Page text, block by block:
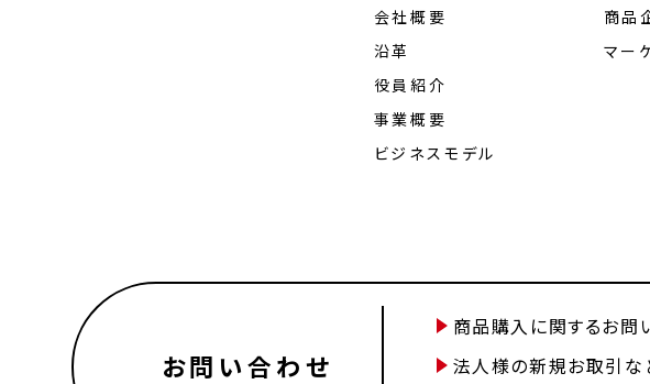
会社概要
沿革
役員紹介
事業概要
ビジネスモデル
商品
マー
お問い合わせ
商品購入に関するお問
法人様の新規お取引な